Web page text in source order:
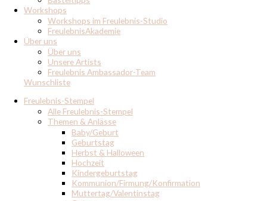
Workshops
Workshops im Freulebnis-Studio
FreulebnisAkademie
Über uns
Über uns
Unsere Artists
Freulebnis Ambassador-Team
Wunschliste
Freulebnis-Stempel
Alle Freulebnis-Stempel
Themen & Anlässe
Baby/Geburt
Geburtstag
Herbst & Halloween
Hochzeit
Kindergeburtstag
Kommunion/Firmung/Konfirmation
Muttertag/Valentinstag